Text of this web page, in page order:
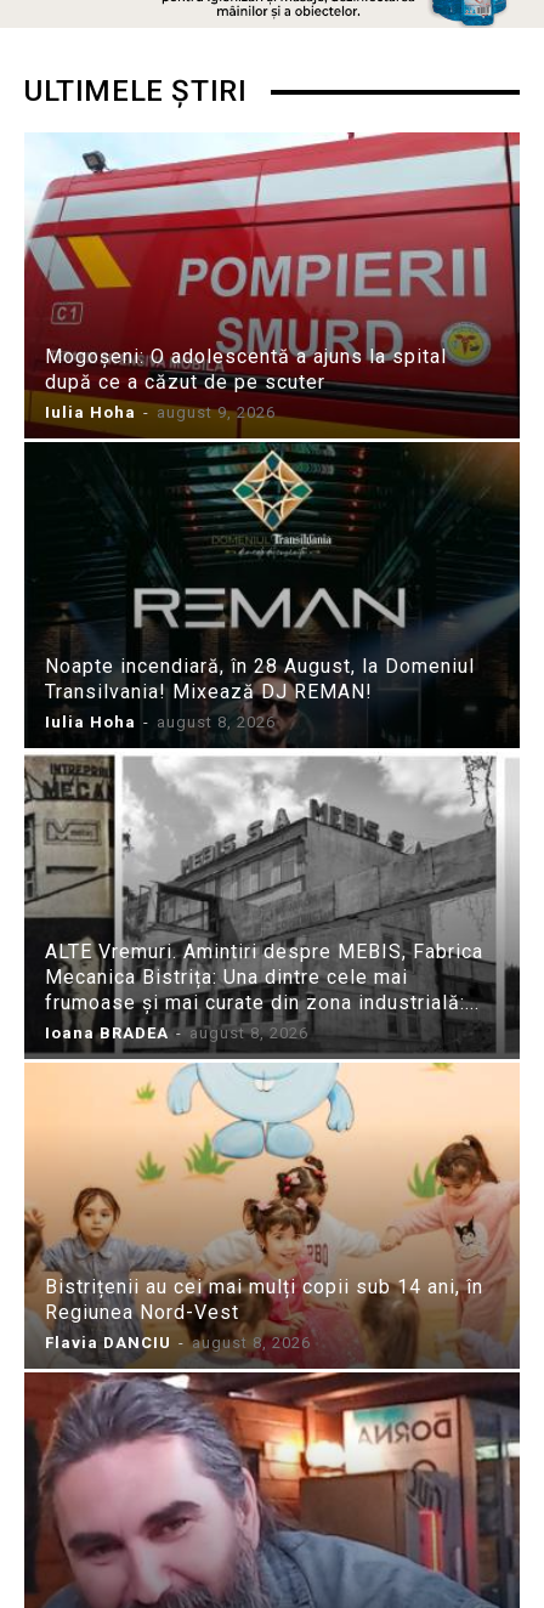
ULTIMELE ȘTIRI
Mogoșeni: O adolescentă a ajuns la spital
după ce a căzut de pe scuter
Iulia Hoha - august 9, 2026
Noapte incendiară, în 28 August, la Domeniul
Transilvania! Mixează DJ REMAN!
Iulia Hoha - august 8, 2026
ALTE Vremuri. Amintiri despre MEBIS, Fabrica
Mecanica Bistrița: Una dintre cele mai
frumoase și mai curate din zona industrială:...
Ioana BRADEA - august 8, 2026
Bistrițenii au cei mai mulți copii sub 14 ani, în
Regiunea Nord-Vest
Flavia DANCIU - august 8, 2026